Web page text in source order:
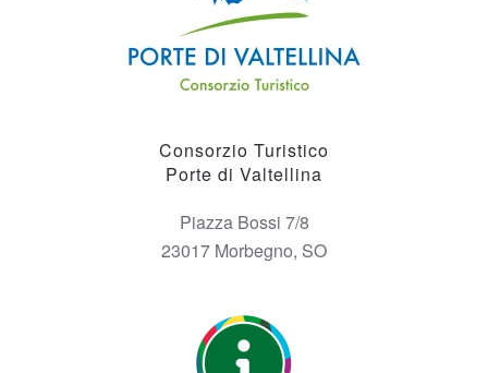
Consorzio Turistico
Porte di Valtellina
Piazza Bossi 7/8
23017 Morbegno, SO